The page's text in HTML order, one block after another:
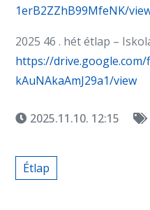
1erB2ZZhB99MfeNK/
2025 46 . hét étlap –
https://drive.google.com/
kAuNAkaAmJ29a1/view
2025.11.10. 12:15
Étlap